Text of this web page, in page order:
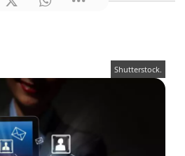
Shutterstock.